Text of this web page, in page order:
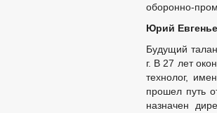
оборонно-
Юрий
Будущий
г. В 27 лет
технолог,
прошел путь
назначен